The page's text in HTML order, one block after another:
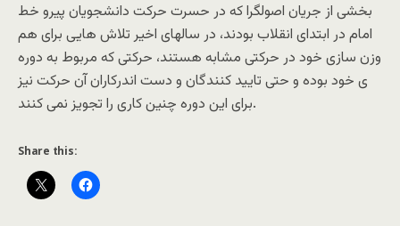
بخشی از جریان اصولگرا که در حسرت حرکت دانشجویان پیرو خط
امام در ابتدای انقلاب بودند، در سالهای اخیر تلاش هایی برای هم
وزن سازی خود در حرکتی مشابه هستند، حرکتی که مربوط به دوره
ی خود بوده و حتی تایید کنندگان و دست اندرکاران آن حرکت نیز
برای این دوره چنین کاری را تجویز نمی کنند.
Share this: